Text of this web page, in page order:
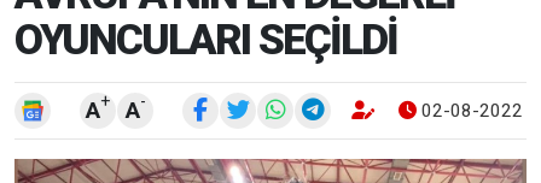
OYUNCULARI SEÇİLDİ
A+ A- 02-08-2022